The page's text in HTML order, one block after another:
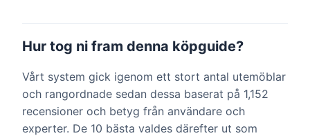
Hur tog ni fram denna köpguide?
Vårt system gick igenom ett stort antal utemöblar
och rangordnade sedan dessa baserat på 1,152
recensioner och betyg från användare och
experter. De 10 bästa valdes därefter ut som